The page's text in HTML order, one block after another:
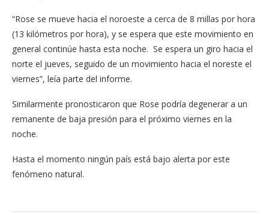
“Rose se mueve hacia el noroeste a cerca de 8 millas por hora
(13 kilómetros por hora), y se espera que este movimiento en
general continúe hasta esta noche. Se espera un giro hacia el
norte el jueves, seguido de un movimiento hacia el noreste el
viernes”, leía parte del informe.
Similarmente pronosticaron que Rose podría degenerar a un
remanente de baja presión para el próximo viernes en la
noche.
Hasta el momento ningún país está bajo alerta por este
fenómeno natural.